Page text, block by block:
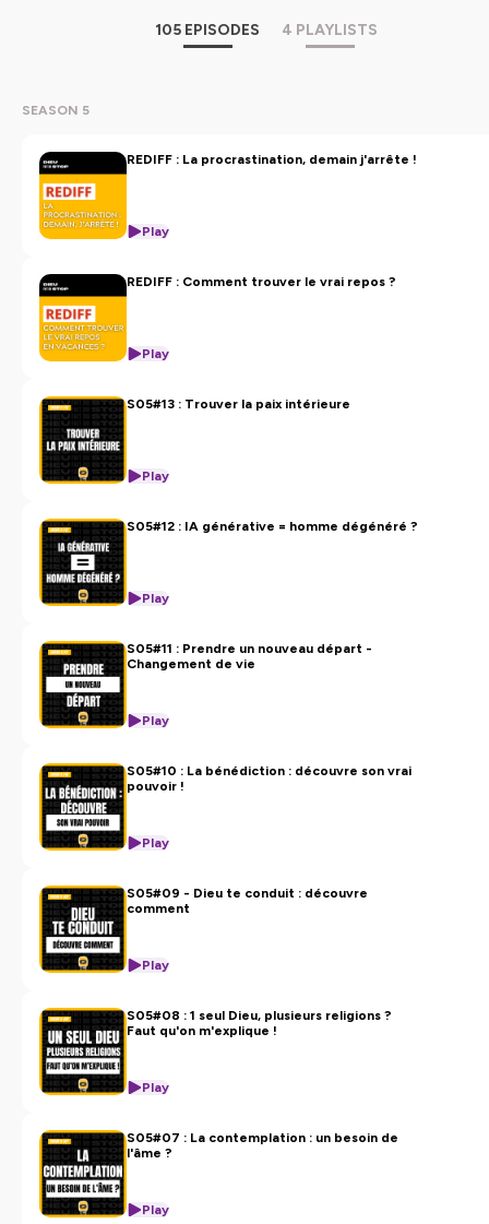
Hébergé par Ausha. Visitez
ausha.co/politique-de-
105 EPISODES 4 PLAYLISTS
SEASON 5
REDIFF : La procrastination, demain j'arrête !
Play
REDIFF : Comment trouver le vrai repos ?
Play
S05#13 : Trouver la paix intérieure
Play
S05#12 : IA générative = homme dégénéré ?
Play
S05#11 : Prendre un nouveau départ -
Changement de vie
Play
S05#10 : La bénédiction : découvre son vrai
pouvoir !
Play
S05#09 - Dieu te conduit : découvre
comment
Play
S05#08 : 1 seul Dieu, plusieurs religions ?
Faut qu'on m'explique !
Play
S05#07 : La contemplation : un besoin de
l'âme ?
Play